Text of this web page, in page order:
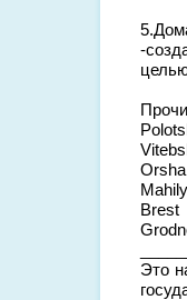
-
Orsha
Brest
Это